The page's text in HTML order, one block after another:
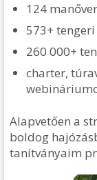
124
573+
260 000+
charter,
Alapvetően a
boldog
tanítványaim